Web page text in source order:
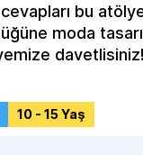
bu
moda
davetlisiniz!
10 - 15 Yaş